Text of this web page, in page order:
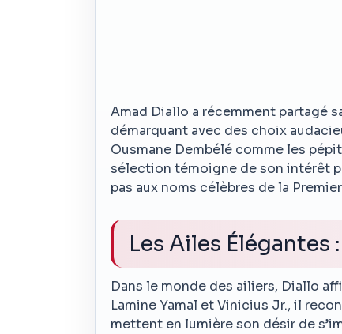
Amad Diallo a récemment partagé
démarquant avec des choix
Ousmane Dembélé comme les
sélection témoigne de son intérêt
pas aux noms célèbres de la
Les Ailes Élégantes
Dans le monde des ailiers, Diallo
Lamine Yamal et Vinicius Jr., il
mettent en lumière son désir de